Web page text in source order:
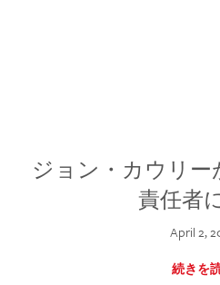
ジョン・カウリー
責任者
April 2,
続きを